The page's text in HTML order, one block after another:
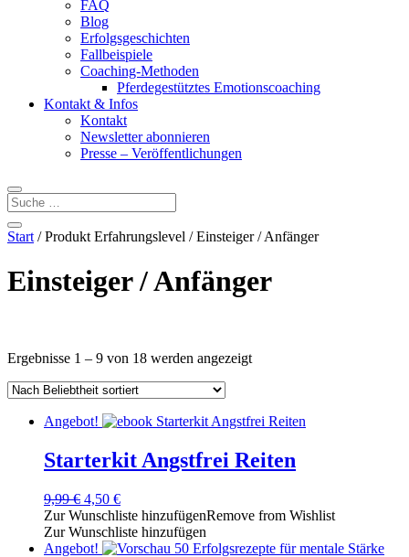
FAQ
Blog
Erfolgsgeschichten
Fallbeispiele
Coaching-Methoden
Pferdegestütztes Emotionscoaching
Kontakt & Infos
Kontakt
Newsletter abonnieren
Presse – Veröffentlichungen
Start / Produkt Erfahrungslevel / Einsteiger / Anfänger
Einsteiger / Anfänger
welche Angebotsart?
welches Format?
welches Erfahrungsniveau?
welches Thema?
Filtern
Ergebnisse 1 – 9 von 18 werden angezeigtNach
Angebot!
Starterkit Angstfrei Reiten
9,99€ Ursprünglicher
Preis
war:
9,99 €
4,50 €Aktueller
Preis
ist:
4,50 €.
Zur Wunschliste hinzufügenRemove from Wishlist
Zur Wunschliste hinzufügen
Angebot!